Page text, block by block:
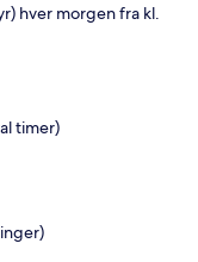
hver morgen fra kl.
timer)